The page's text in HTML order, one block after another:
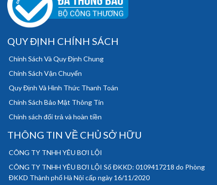
QUY ĐỊNH CHÍNH SÁCH
Chính Sách Và Quy Định Chung
Chính Sách Vận Chuyển
Quy Định Và Hình Thức Thanh Toán
Chính Sách Bảo Mật Thông Tin
Chính sách đổi trả và hoàn tiền
THÔNG TIN VỀ CHỦ SỞ HỮU
CÔNG TY TNHH YÊU BƠI LỘI
CÔNG TY TNHH YÊU BƠI LỘI Số ĐKKD: 0109417218 do Phòng
ĐKKD Thành phố Hà Nội cấp ngày 16/11/2020